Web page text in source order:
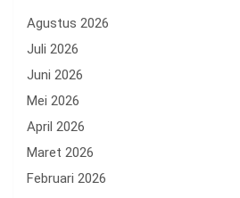
Agustus 2026
Juli 2026
Juni 2026
Mei 2026
April 2026
Maret 2026
Februari 2026